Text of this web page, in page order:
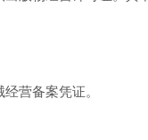
营备案凭证。